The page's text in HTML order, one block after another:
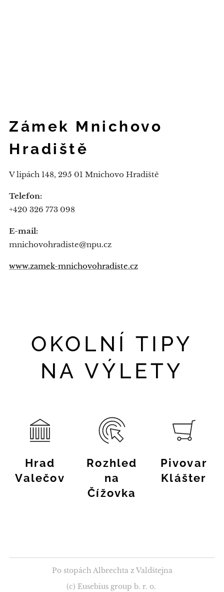
Zámek Mnichovo
Hradiště
V lipách 148, 295 01 Mnichovo Hradiště
Telefon:
+420 326 773 098
E-mail:
mnichovohradiste@npu.cz
www.zamek-mnichovohradiste.cz
OKOLNÍ TIPY
NA VÝLETY
Hrad
Valečov
Rozhled
na
Čížovka
Pivovar
Klášter
Po stopách Albrechta z Valdštejna
(c) Eusebius group b. r. o.